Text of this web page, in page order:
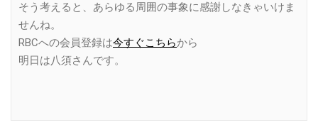
そう考えると、あらゆる周囲の事象に感謝しなきゃいけま
せんね。
RBCへの会員登録は今すぐこちらから
明日は八須さんです。